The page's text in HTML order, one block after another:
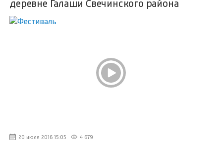
деревне Галаши Свечинского района
20 июля 2016 15:05 4 679